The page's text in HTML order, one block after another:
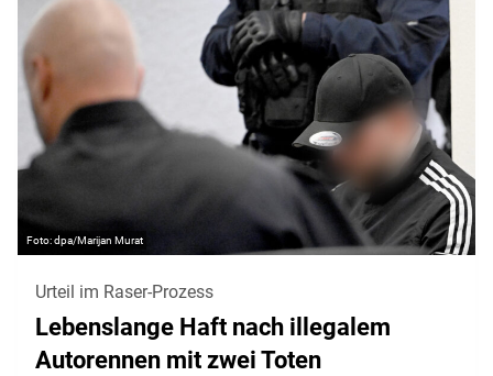
dpa/Marijan Murat
Urteil im Raser-Prozess
Lebenslange Haft nach illegalem
Autorennen mit zwei Toten